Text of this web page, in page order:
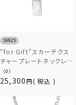
SV925
“for Gift”スカーテクス
チャープレートネックレ
ス/シルバー925
25,300 税込
（0）